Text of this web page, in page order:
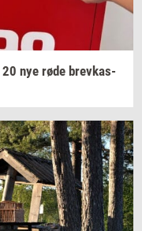
20 nye røde brev­kas­